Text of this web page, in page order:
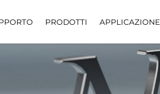
Scarica
PRODOTTI APPLICAZIONE